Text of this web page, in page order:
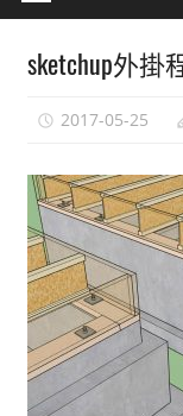
最
覺
方
式,
人
人
都
能
sketchup外掛
2017-05-25